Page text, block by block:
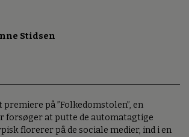
Stidsen
premiere på ”Folkedomstolen”, en
forsøger at putte de automatagtige
florerer på de sociale medier, ind i en